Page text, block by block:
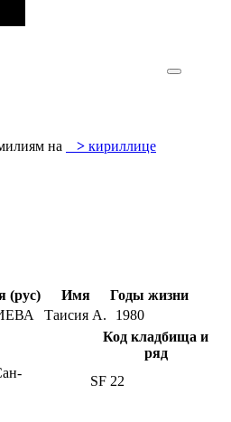
на
> кириллице
(рус) Имя
Годы жизни
Таисия А.
1980
Код кладбища и
ряд
SF 22